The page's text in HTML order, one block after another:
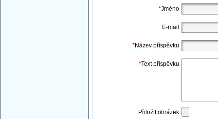
*Jméno
E-mail
*Název příspěvku
*Text příspěvku
Přiložit obrázek